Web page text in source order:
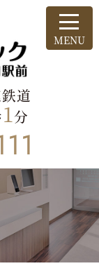
道
1分